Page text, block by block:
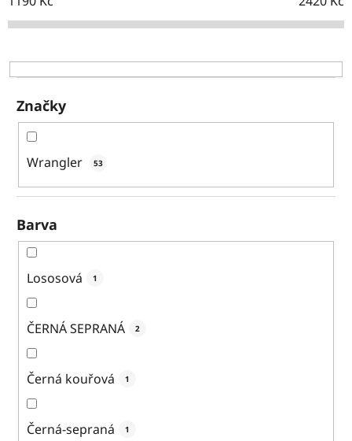
d
k
t
ůZnačky
Wrangler 53
Barva
Lososová 1
ČERNÁ SEPRANÁ 2
Černá kouřová 1
Černá-sepraná 1